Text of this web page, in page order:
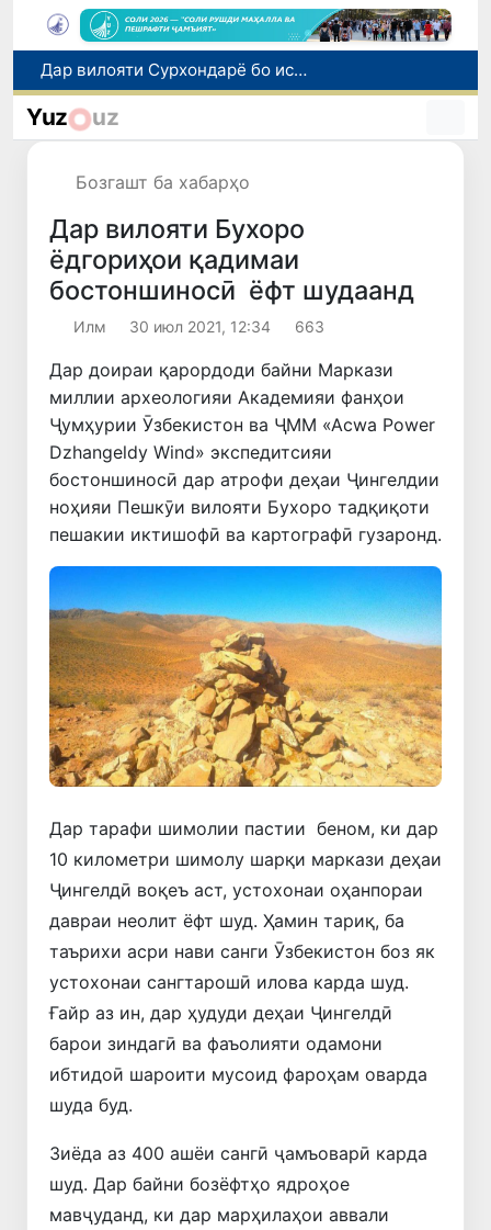
Дар Ӯзбекистон ба шахсони бесарпаноҳ паноҳгоҳи муваққатӣ, кумаки иҷтимоӣ ва имконияти бо ҷойи кор таъмин шудан фароҳам карда мешавад
Дуввумин қатораи боркаши мустақим аз Беларус ба Ӯзбекистон фиристода шуд
Yuz uz
Бозгашт ба хабарҳо
Дар вилояти Бухоро
ёдгориҳои қадимаи
бостоншиносӣ ёфт шудаанд
Илм 30 июл 2021, 12:34 663
Дар доираи қарордоди байни Маркази
миллии археологияи Академияи фанҳои
Ҷумҳурии Ӯзбекистон ва ҶММ «Асwа Power
Dzhangeldy Wind» экспедитсияи
бостоншиносӣ дар атрофи деҳаи Ҷингелдии
ноҳияи Пешкӯи вилояти Бухоро тадқиқоти
пешакии иктишофӣ ва картографӣ гузаронд.
Дар тарафи шимолии пастии беном, ки дар
10 километри шимолу шарқи маркази деҳаи
Ҷингелдӣ воқеъ аст, устохонаи оҳанпораи
давраи неолит ёфт шуд. Ҳамин тариқ, ба
таърихи асри нави санги Ӯзбекистон боз як
устохонаи сангтарошӣ илова карда шуд.
Ғайр аз ин, дар ҳудуди деҳаи Ҷингелдӣ
барои зиндагӣ ва фаъолияти одамони
ибтидоӣ шароити мусоид фароҳам оварда
шуда буд.
Зиёда аз 400 ашёи сангӣ ҷамъоварӣ карда
шуд. Дар байни бозёфтҳо ядроҳое
мавҷуданд, ки дар марҳилаҳои аввали